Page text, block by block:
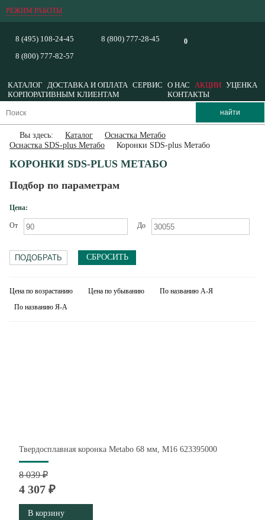
РЕЖИМ РАБОТЫ
0
8 (495) 108-24-45
8 (800) 777-82-57
8 (800) 777-28-45
КАТАЛОГ ДОСТАВКА И ОПЛАТА СЕРВИС О НАС АКЦИИ УЦЕНКА
КОРПОРАТИВНЫМ КЛИЕНТАМ
КОНТАКТЫ
Вы здесь: Каталог
Оснастка Метабо
Оснастка SDS-plus Метабо
Коронки SDS-plus Метабо
КОРОНКИ SDS-PLUS МЕТАБО
Подбор по параметрам
Цена:
От До
СБРОСИТЬ
Цена по возрастанию Цена по убыванию
По названию А-Я
По названию Я-А
Твердосплавная коронка Metabo 68 мм, М16 623395000
8 039 ₽
4 307 ₽
В корзину